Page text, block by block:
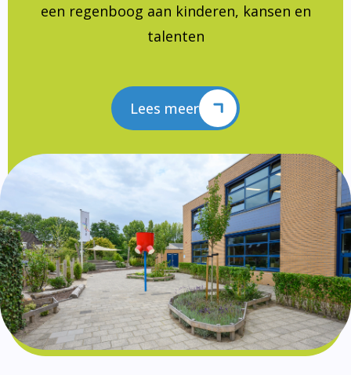
een regenboog aan kinderen, kansen en
talenten
Lees meer